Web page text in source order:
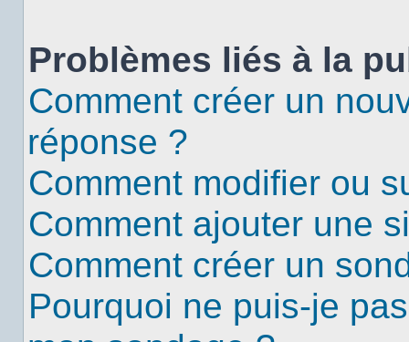
Problèmes liés à la
Comment créer un
réponse ?
Comment modifier ou
Comment ajouter une
Comment créer un
Pourquoi ne puis-je